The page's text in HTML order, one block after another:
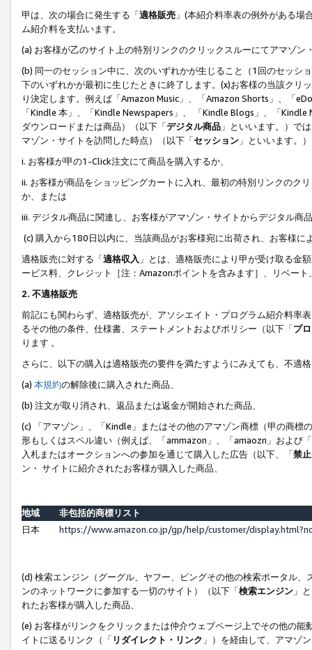
甲は、次の場合に発生する「適格販売 」(本紹介料率表の例外がある
ム紹介料を支払います。
(a) お客様が乙のサイト上の特別リンクのクリックスルーにてアマゾン
(b) 同一のセッション中に、次のいずれかが生じること（1回のセッシ
下のいずれかが最初に生じたときに終了します。(x)お客様の当該ク
り決定します。例えば「Amazon Music」、「Amazon Shorts」、「
「Kindle 本」、「Kindle Newspapers」、 「Kindle Blogs」、「
ダウンロードまたは商品）（以下「デジタル商品 」といいます。）で
マゾン・サイトを訪問した時点）（以下「セッション 」といいます。
i. お客様が甲の1-Click注文にて商品を購入するか、
ii. お客様が商品をショッピングカートに入れ、最初の特別リンクのク
か、または
iii. デジタル商品に関連し、お客様がアマゾン・サイトからデジタル
(c) 購入から180日以内に、当該商品がお客様宛に出荷され、お客様
適格販売に対する「適格収入 」とは、適格販売により甲が受け取る金
ービス料、クレジット［注：Amazonポイントを含みます］、リベー
2. 不適格販売
前記にも関わらず、適格販売が、アソシエイト・プログラム紹介料率
るその他の条件、仕様書、ステートメントおよびポリシー（以下「プ
ります 。
さらに、以下の購入は適格販売の要件を満たすようにみえても、不適
(a) 本規約の解除後に購入された商品、
(b) 注文が取り消され、返品または返金が開始された商品、
(c) 「アマゾン」、「Kindle」またはその他のアマゾン商標（甲の商
形もしくはスペル違い（例えば、「ammazon」、「amaozn」および
入札またはオークションへの参加を通じて購入した広告（以下、「禁
ン・ サイトに紹介されたお客様が購入した商品、
地域
非包括的商標リスト
日本
https://www.amazon.co.jp/gp/help/customer/
(d) 検索エンジン（グーグル、ヤフー、ビングその他の検索ポータル
ンのネットワークに参加する一切のサイト）（以下「検索エンジン 」
れたお客様が購入した商品、
(e) お客様がリンクをクリックまたは仲介ウェブページ上でその他の
イトに送るリンク（「 リダイレクト・リンク 」）を経由して、アマゾ